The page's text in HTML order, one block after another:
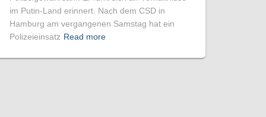
im Putin-Land erinnert. Nach dem CSD in
Hamburg am vergangenen Samstag hat ein
Polizeieinsatz Read more